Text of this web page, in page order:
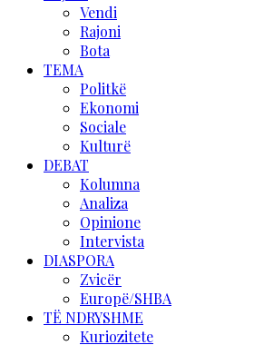
Vendi
Rajoni
Bota
TEMA
Politkë
Ekonomi
Sociale
Kulturë
DEBAT
Kolumna
Analiza
Opinione
Intervista
DIASPORA
Zvicër
Europë/SHBA
TË NDRYSHME
Kuriozitete